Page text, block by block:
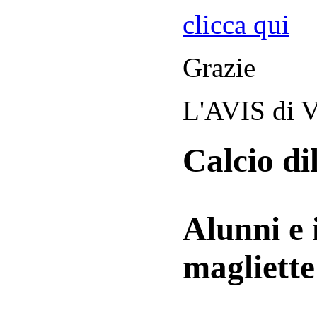
clicca qui
Grazie
L'AVIS di
Calcio
Alunni e